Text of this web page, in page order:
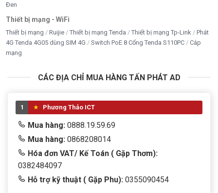
Đen
Thiết bị mạng - WiFi
Thiết bị mạng Ruijie Thiết bị mạng Tenda Thiết bị mạng Tp-Link
Phát
4G Tenda 4G05 dùng SIM 4G
Switch PoE 8 Cổng Tenda S110PC
Cáp
mạng
CÁC ĐỊA CHỈ MUA HÀNG TẤN PHÁT AD
1 Phương Thảo ICT
Mua hàng: 0888.19.59.69
Mua hàng: 0868208014
Hóa đơn VAT/ Kế Toán ( Gặp Thơm):
0382484097
Hỗ trợ kỹ thuật ( Gặp Phu): 0355090454